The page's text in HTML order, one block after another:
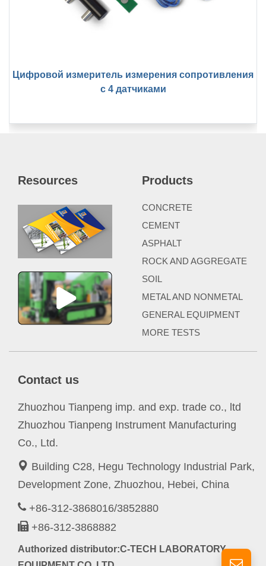
Цифровой измеритель измерения сопротивления
с 4 датчиками
Resources Products
CONCRETE
CEMENT
ASPHALT
ROCK AND AGGREGATE
SOIL
METAL AND NONMETAL
GENERAL EQUIPMENT
MORE TESTS
Contact us
Zhuozhou Tianpeng imp. and exp. trade co., ltd
Zhuozhou Tianpeng Instrument Manufacturing
Co., Ltd.
Building C28, Hegu Technology Industrial Park,
Development Zone, Zhuozhou, Hebei, China
+86-312-3868016/3852880
+86-312-3868882
Authorized distributor:C-TECH LABORATORY